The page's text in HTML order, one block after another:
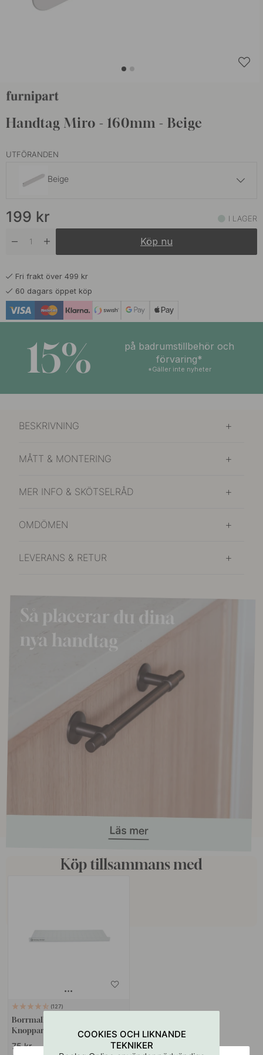
Handtag Miro - 160mm - Beige
UTFÖRANDEN
Beige
Mattsvart I lager
199 kr I LAGER
Köp nu
Fri frakt över 499 kr
60 dagars öppet köp
15%
på badrumstillbehör och
förvaring*
*Gäller inte nyheter
BESKRIVNING
MÅTT & MONTERING
MER INFO & SKÖTSELRÅD
OMDÖMEN
LEVERANS & RETUR
Köp tillsammans med
127
Borrmall för Handtag &
Knoppar
75 kr
COOKIES OCH LIKNANDE
TEKNIKER